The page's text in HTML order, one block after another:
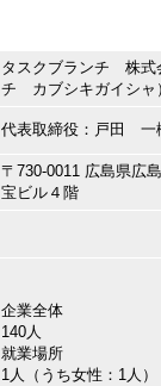
タスクブランチ 株式
チ カブシキガイシャ
代表取締役：戸田 一
〒730-0011 広島県広
宝ビル４階
企業全体
140人
就業場所
1人（うち女性：1人）